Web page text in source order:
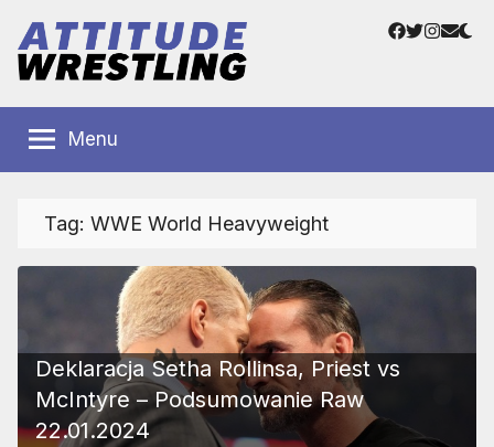
treści
Wrestling
Polska
Wrestlingu
Facebook
Twitter
Menu
Tag: WWE World Heavyweight
Deklaracja Setha Rollinsa, Priest vs
McIntyre – Podsumowanie Raw
22.01.2024